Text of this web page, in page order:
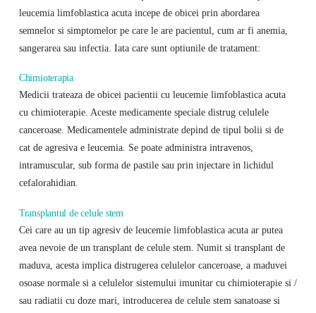
leucemia limfoblastica acuta incepe de obicei prin abordarea
semnelor si simptomelor pe care le are pacientul, cum ar fi anemia,
sangerarea sau infectia. Iata care sunt optiunile de tratament:
Chimioterapia
Medicii trateaza de obicei pacientii cu leucemie limfoblastica acuta
cu chimioterapie. Aceste medicamente speciale distrug celulele
canceroase. Medicamentele administrate depind de tipul bolii si de
cat de agresiva e leucemia. Se poate administra intravenos,
intramuscular, sub forma de pastile sau prin injectare in lichidul
cefalorahidian.
Transplantul de celule stem
Cei care au un tip agresiv de leucemie limfoblastica acuta ar putea
avea nevoie de un transplant de celule stem. Numit si transplant de
maduva, acesta implica distrugerea celulelor canceroase, a maduvei
osoase normale si a celulelor sistemului imunitar cu chimioterapie si /
sau radiatii cu doze mari, introducerea de celule stem sanatoase si